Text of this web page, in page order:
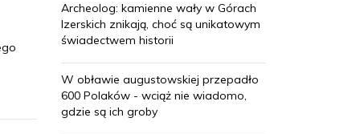
Archeolog: kamienne wały w Górach
Izerskich znikają, choć są unikatowym
świadectwem historii
W obławie augustowskiej przepadło
600 Polaków - wciąż nie wiadomo,
gdzie są ich groby